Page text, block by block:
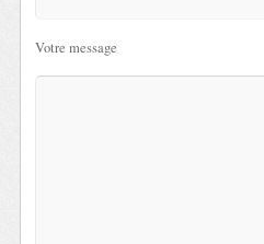
Votre message